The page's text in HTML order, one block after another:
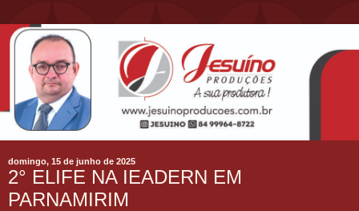
domingo, 15 de junho de 2025
2° ELIFE NA IEADERN EM
PARNAMIRIM